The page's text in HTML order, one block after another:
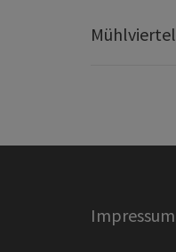
Mühlviertel
Impressum